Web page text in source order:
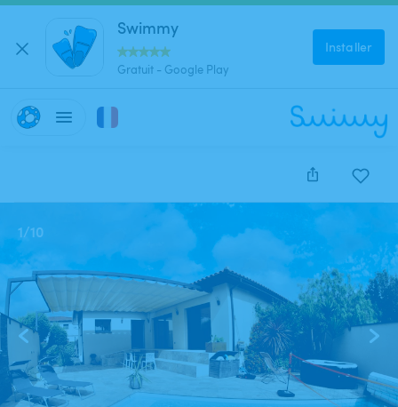
Swimmy
Gratuit - Google Play
Installer
1/10